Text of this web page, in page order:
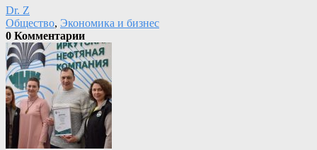
Dr. Z
Общество, Экономика и бизнес
0 Комментарии